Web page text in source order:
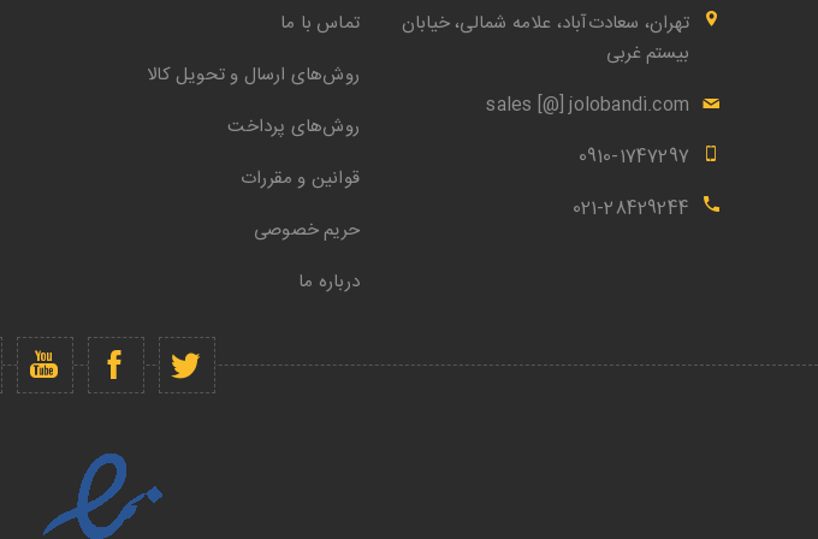
تهران، سعادت‌آباد، علامه شمالی، خیابان
بیستم غربی
sales [@] jolobandi.com
0910-1747297
021-28429244
تماس با ما
روش‌های ارسال و تحویل کالا
روش‌های پرداخت
قوانین و مقررات
حریم خصوصی
درباره ما